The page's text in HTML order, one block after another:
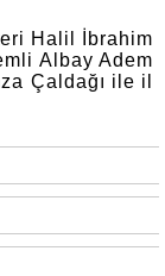
Halil İbrahim
Albay Adem
Çaldağı ile il